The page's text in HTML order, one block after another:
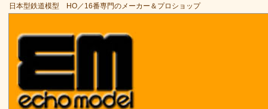
日本型鉄道模型 HO／16番専門のメーカー＆プロショップ